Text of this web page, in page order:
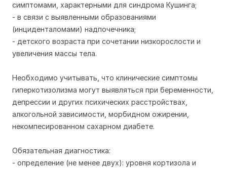
симптомами, характерными для синдрома Кушинга;
- в связи с выявленными образованиями
(инциденталомами) надпочечника;
- детского возраста при сочетании низкорослости и
увеличения массы тела.
Необходимо учитывать, что клинические симптомы
гиперкотизолизма могут выявляться при беременности,
депрессии и других психических расстройствах,
алкогольной зависимости, морбидном ожирении,
некомпесированном сахарном диабете.
Обязательная диагностика:
- определение (не менее двух): уровня кортизола и